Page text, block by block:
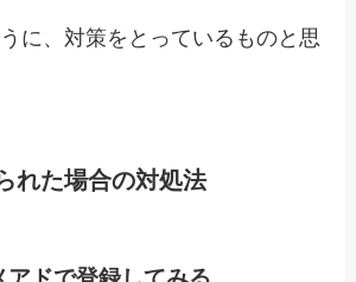
に、対策をとっているものと思
れた場合の対処法